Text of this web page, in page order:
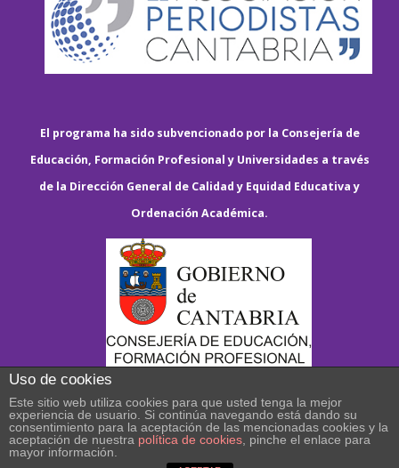
El programa ha sido subvencionado por la Consejería de
Educación, Formación Profesional y Universidades a través
de la Dirección General de Calidad y Equidad Educativa y
Ordenación Académica.
Uso de cookies
Este sitio web utiliza cookies para que usted tenga la mejor
experiencia de usuario. Si continúa navegando está dando su
consentimiento para la aceptación de las mencionadas cookies y la
aceptación de nuestra política de cookies , pinche el enlace para
mayor información.